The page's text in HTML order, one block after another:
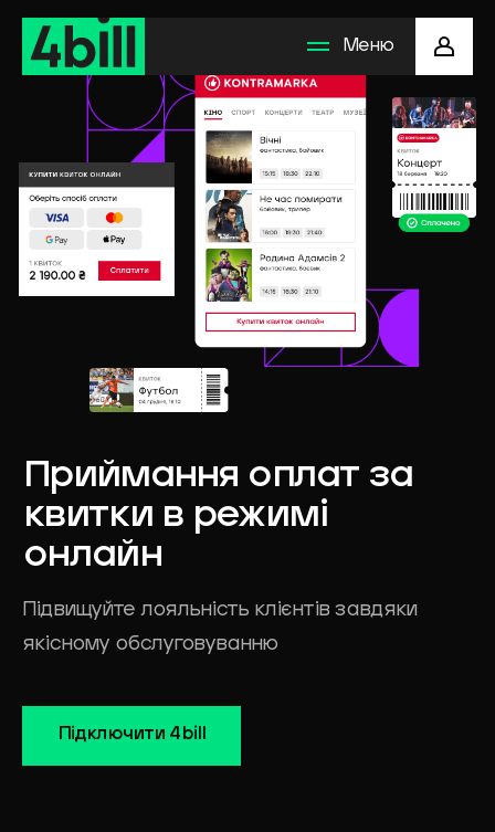
Рішення для бізнесу
Методи оплати
Як підключити
Меню
Приймання оплат за
квитки в режимі
онлайн
Підвищуйте лояльність клієнтів завдяки
якісному обслуговуванню
Підключити 4bill